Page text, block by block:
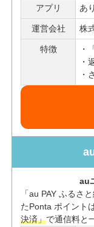
アプリ あり
運営会社 株
特徴
au
「au PAY ふるさ
たPonta ポイント
決済」で通信料と